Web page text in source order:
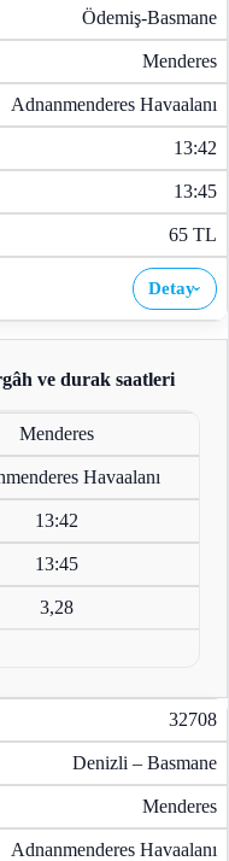
Ödemiş-Basmane
Menderes
Adnanmenderes Havaalanı
13:42
13:45
65 TL
Detay›
ve durak saatleri
Menderes
Havaalanı
13:42
13:45
3,28
32708
Denizli – Basmane
Menderes
Adnanmenderes Havaalanı